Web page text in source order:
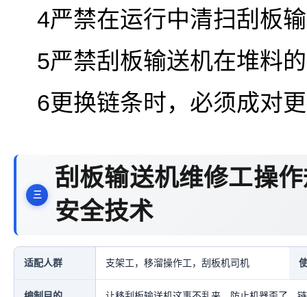
4严禁在运行中清扫刮板
5严禁刮板输送机在堆料
6更换链条时，必须成对
刮板输送机维修工操
安全技术
适配人群 支架工，移溜操作工，刮板机司机